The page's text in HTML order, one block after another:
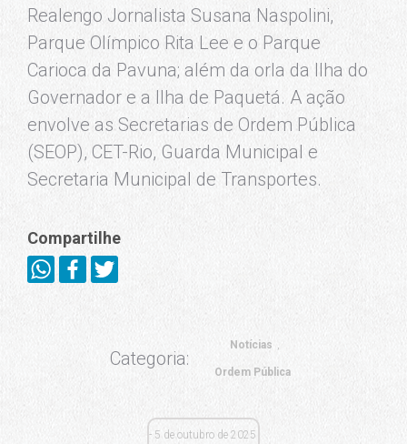
Realengo Jornalista Susana Naspolini,
Parque Olímpico Rita Lee e o Parque
Carioca da Pavuna; além da orla da Ilha do
Governador e a Ilha de Paquetá. A ação
envolve as Secretarias de Ordem Pública
(SEOP), CET-Rio, Guarda Municipal e
Secretaria Municipal de Transportes.
Compartilhe
Categoria:
Notícias
Ordem Pública
5 de outubro de 2025